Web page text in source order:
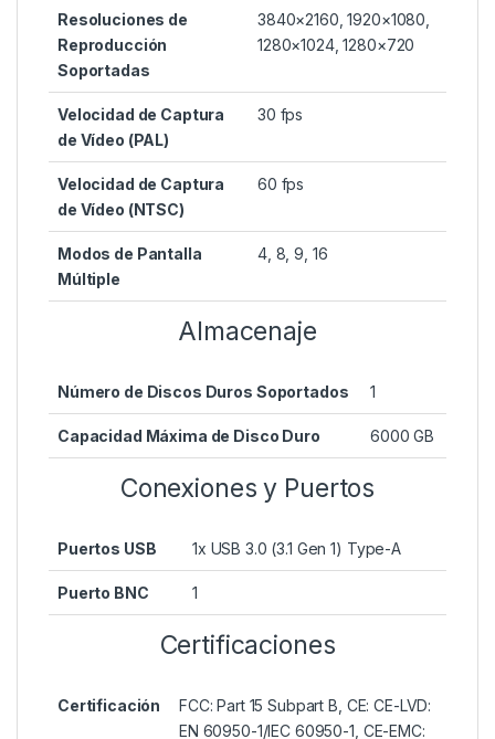
Resoluciones de
Reproducción
Soportadas
3840×2160, 1920×1080,
1280×1024, 1280×720
Velocidad de Captura
de Vídeo (PAL)
30 fps
Velocidad de Captura
de Vídeo (NTSC)
60 fps
Modos de Pantalla
Múltiple
4, 8, 9, 16
Almacenaje
Número de Discos Duros Soportados 1
Capacidad Máxima de Disco Duro 6000 GB
Conexiones y Puertos
Puertos USB 1x USB 3.0 (3.1 Gen 1) Type-A
Puerto BNC 1
Certificaciones
Certificación
FCC: Part 15 Subpart B, CE: CE-LVD:
EN 60950-1/IEC 60950-1, CE-EMC: